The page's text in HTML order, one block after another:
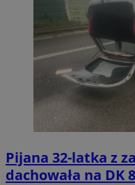
Pijana 32-latka z
dachowała na DK